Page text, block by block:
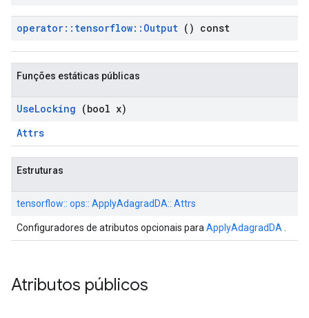
operator:: tensorflow:: Output () const
Funções estáticas públicas
UseLocking (bool x)
Attrs
Estruturas
tensorflow:: ops:: ApplyAdagradDA:: Attrs
Configuradores de atributos opcionais para ApplyAdagradDA
Atributos públicos